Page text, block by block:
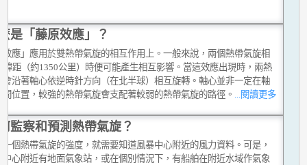
是「藤原效應」？
效應」應用於雙熱帶氣旋的相互作用上。一般來說，兩個熱帶氣旋相
緯距（約1350公里）時便可能產生相互影響。當這效應出現時，兩熱
會沿著軸心依逆時針方向（在北半球）相互旋轉。軸心並非一定在軸
間位置，較強的熱帶氣旋會支配著較弱的熱帶氣旋的路徑。
...閱讀更多
監察和預測熱帶氣旋？
一個熱帶氣旋的強度，就需要知道風暴中心附近的風力資料。可是，
中心附近有地面氣象站，或在個別情況下，有船舶在附近水域作氣象